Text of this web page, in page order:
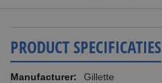
PRODUCT SPECIFICATIES
Meer
Gillette